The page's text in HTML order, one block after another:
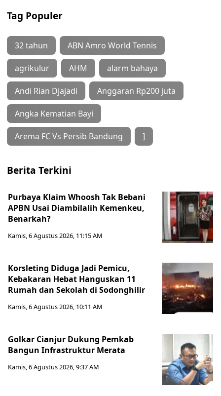
Tag Populer
32 tahun ABN Amro World Tennis
agrikulur AHM alarm bahaya
Andi Rian Djajadi Anggaran Rp200 juta
Angka Kematian Bayi
Arema FC Vs Persib Bandung ]
Berita Terkini
Purbaya Klaim Whoosh Tak Bebani
APBN Usai Diambilalih Kemenkeu,
Benarkah?
Kamis, 6 Agustus 2026, 11:15 AM
Korsleting Diduga Jadi Pemicu,
Kebakaran Hebat Hanguskan 11
Rumah dan Sekolah di Sodonghilir
Kamis, 6 Agustus 2026, 10:11 AM
Golkar Cianjur Dukung Pemkab
Bangun Infrastruktur Merata
Kamis, 6 Agustus 2026, 9:37 AM